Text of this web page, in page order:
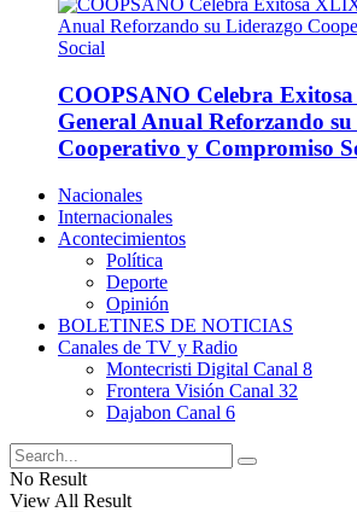
COOPSANO Celebra
General Anual Reforzando
Cooperativo y Compromiso
Nacionales
Internacionales
Acontecimientos
Política
Deporte
Opinión
BOLETINES DE NOTICIAS
Canales de TV y Radio
Montecristi Digital Canal 8
Frontera Visión Canal 32
Dajabon Canal 6
No Result
View All Result